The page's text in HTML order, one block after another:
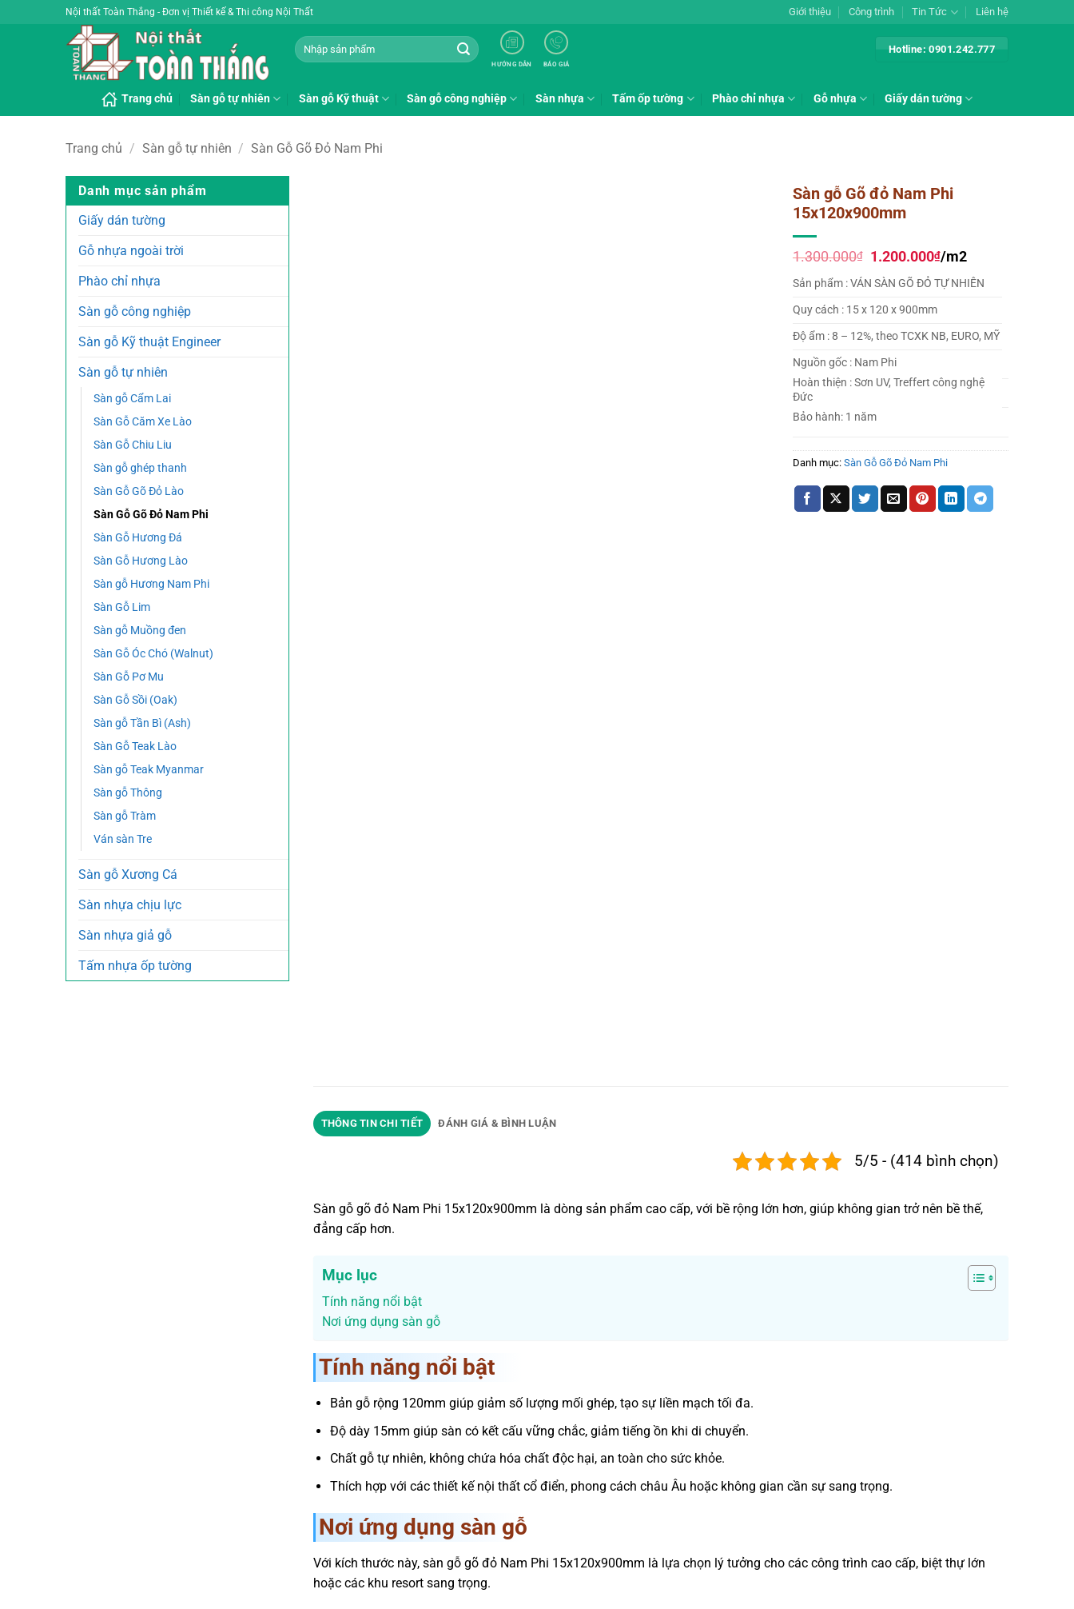
Nội thất Toàn Thắng - Đơn vị Thiết kế & Thi công Nội Thất Giới thiệu Công trình Tin Tức Liên hệ
Tìm
kiếm:
HƯỚNG DẪN BÁO GIÁ
Hotline: 0901.242.777
Trang chủ Sàn gỗ tự nhiên Sàn gỗ Kỹ thuật Sàn gỗ công nghiệp Sàn nhựa Tấm ốp tường Phào chỉ nhựa Gỗ nhựa Giấy dán tường
Trang chủ / Sàn gỗ tự nhiên / Sàn Gỗ Gõ Đỏ Nam Phi
Danh mục sản phẩm
Giấy dán tường
Gỗ nhựa ngoài trời
Phào chỉ nhựa
Sàn gỗ công nghiệp
Sàn gỗ Kỹ thuật Engineer
Sàn gỗ tự nhiên
Sàn gỗ Cẩm Lai
Sàn Gỗ Căm Xe Lào
Sàn Gỗ Chiu Liu
Sàn gỗ ghép thanh
Sàn Gỗ Gõ Đỏ Lào
Sàn Gỗ Gõ Đỏ Nam Phi
Sàn Gỗ Hương Đá
Sàn Gỗ Hương Lào
Sàn gỗ Hương Nam Phi
Sàn Gỗ Lim
Sàn gỗ Muồng đen
Sàn Gỗ Óc Chó (Walnut)
Sàn Gỗ Pơ Mu
Sàn Gỗ Sồi (Oak)
Sàn gỗ Tần Bì (Ash)
Sàn Gỗ Teak Lào
Sàn gỗ Teak Myanmar
Sàn gỗ Thông
Sàn gỗ Tràm
Ván sàn Tre
Sàn gỗ Xương Cá
Sàn nhựa chịu lực
Sàn nhựa giả gỗ
Tấm nhựa ốp tường
Sàn gỗ Gõ đỏ Nam Phi
15x120x900mm
1.300.000₫
Giá
là:
1.200.000₫Giá
tại
/m2
Sản phẩm : VÁN SÀN GÕ ĐỎ TỰ NHIÊN
Quy cách : 15 x 120 x 900mm
Độ ẩm : 8 – 12%, theo TCXK NB, EURO, MỸ
Nguồn gốc : Nam Phi
Hoàn thiện : Sơn UV, Treffert công nghệ
Đức
Bảo hành: 1 năm
Danh mục: Sàn Gỗ Gõ Đỏ Nam Phi
THÔNG TIN CHI TIẾT ĐÁNH GIÁ & BÌNH LUẬN
5/5 - (414 bình chọn)
Sàn gỗ gõ đỏ Nam Phi 15x120x900mm là dòng sản phẩm cao cấp, với bề rộng lớn hơn, giúp không gian trở nên bề thế,
đẳng cấp hơn.
Mục lục
Tính năng nổi bật
Nơi ứng dụng sàn gỗ
Tính năng nổi bật
Bản gỗ rộng 120mm giúp giảm số lượng mối ghép, tạo sự liền mạch tối đa.
Độ dày 15mm giúp sàn có kết cấu vững chắc, giảm tiếng ồn khi di chuyển.
Chất gỗ tự nhiên, không chứa hóa chất độc hại, an toàn cho sức khỏe.
Thích hợp với các thiết kế nội thất cổ điển, phong cách châu Âu hoặc không gian cần sự sang trọng.
Nơi ứng dụng sàn gỗ
Với kích thước này, sàn gỗ gõ đỏ Nam Phi 15x120x900mm là lựa chọn lý tưởng cho các công trình cao cấp, biệt thự lớn
hoặc các khu resort sang trọng.